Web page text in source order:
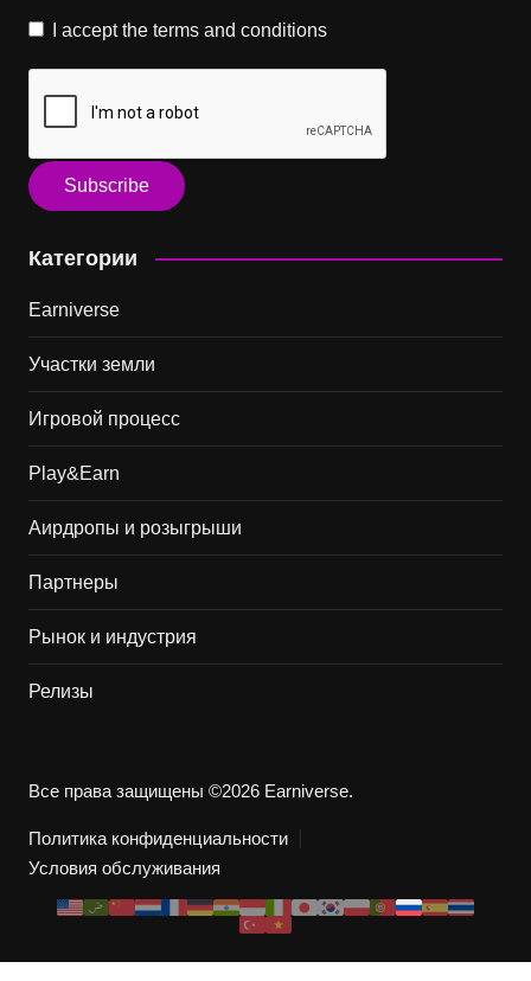
I accept the terms and conditions
Категории
Earniverse
Участки земли
Игровой процесс
Play&Earn
Аирдропы и розыгрыши
Партнеры
Рынок и индустрия
Релизы
Все права защищены ©2026 Earniverse.
Политика конфиденциальности
Условия обслуживания